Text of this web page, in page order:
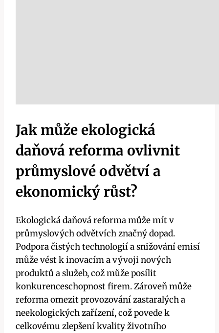
Jak může ekologická
daňová reforma ovlivnit
průmyslové odvětví a
ekonomický růst?
Ekologická daňová reforma může mít v
průmyslových odvětvích značný dopad.
Podpora čistých technologií a snižování emisí
může vést k inovacím a vývoji nových
produktů a služeb, což může posílit
konkurenceschopnost firem. Zároveň může
reforma omezit provozování zastaralých a
neekologických zařízení, což povede k
celkovému zlepšení kvality životního